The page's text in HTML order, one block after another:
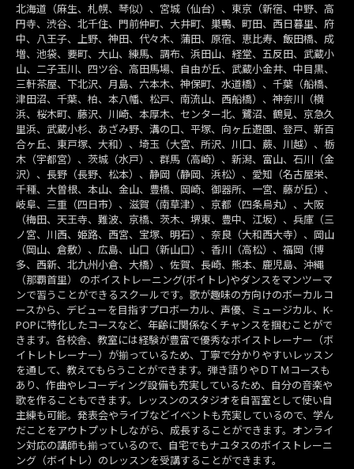
北海道（麻生、札幌、琴似）、宮城（仙台）、東京（新宿、中野、高
円寺、渋谷、北千住、門前仲町、大井町、巣鴨、町田、西日暮里、府
中、八王子、上野、神田、代々木、蒲田、原宿、恵比寿、飯田橋、成
増、池袋、要町、大山、練馬、調布、浜田山、経堂、五反田、武蔵小
山、二子玉川、四ツ谷、高田馬場、自由が丘、武蔵小金井、中目黒、
三軒茶屋、下北沢、月島、六本木、神保町、水道橋）、千葉（船橋、
津田沼、千葉、柏、本八幡、松戸、南流山、西船橋）、神奈川（横
浜、桜木町、藤沢、川崎、本厚木、センター北、鷺沼、鶴見、京急久
里浜、武蔵小杉、あざみ野、溝の口、平塚、向ヶ丘遊園、登戸、新百
合ヶ丘、東戸塚、大和）、埼玉（大宮、所沢、川口、蕨、川越）、栃
木（宇都宮）、茨城（水戸）、群馬（高崎）、新潟、富山、石川（金
沢）、長野（長野、松本）、静岡（静岡、浜松）、愛知（名古屋栄、
千種、大曽根、本山、金山、豊橋、岡崎、御器所、一宮、藤が丘）、
岐阜、三重（四日市）、滋賀（南草津）、京都（四条烏丸）、大阪
（梅田、天王寺、難波、京橋、茨木、堺東、豊中、江坂）、兵庫（三
ノ宮、川西、姫路、西宮、宝塚、明石）、奈良（大和西大寺）、岡山
（岡山、倉敷）、広島、山口（新山口）、香川（高松）、福岡（博
多、西新、北九州小倉、大橋）、佐賀、長崎、熊本、鹿児島、沖縄
（那覇首里） のボイストレーニング(ボイトレ)やダンスをマンツーマ
ンで習うことができるスクールです。歌が趣味の方向けのボーカルコ
ースから、デビューを目指すプロボーカル、声優、ミュージカル、K-
POPに特化したコースなど、年齢に関係なくチャンスを掴むことがで
きます。各校舎、教室には経験が豊富で優秀なボイストレーナー（ボ
イトレトレーナー）が揃っているため、丁寧で分かりやすいレッスン
を通して、教えてもらうことができます。弾き語りやＤＴＭコースも
あり、作曲やレコーディング設備も充実しているため、自分の音楽や
歌を作ることもできます。レッスンのスタジオを自習室として使い自
主練も可能。発表会やライブなどイベントも充実しているので、学ん
だことをアウトプットしながら、成長することができます。オンライ
ン対応の講師も揃っているので、自宅でもナユタスのボイストレーニ
ング（ボイトレ）のレッスンを受講することができます。